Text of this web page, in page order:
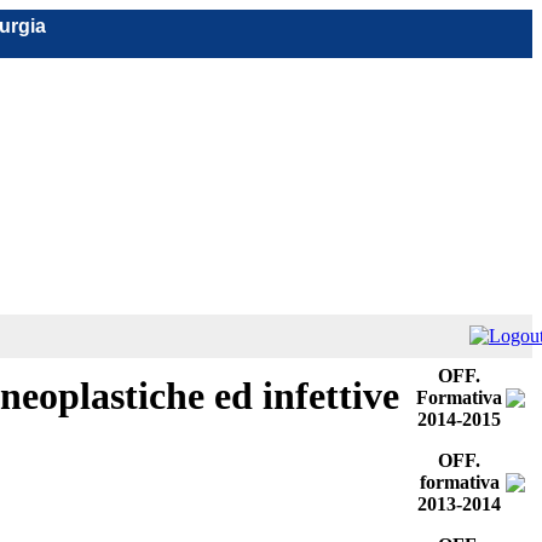
ed infettive
OFF.
Formativa
2014-2015
OFF.
formativa
2013-2014